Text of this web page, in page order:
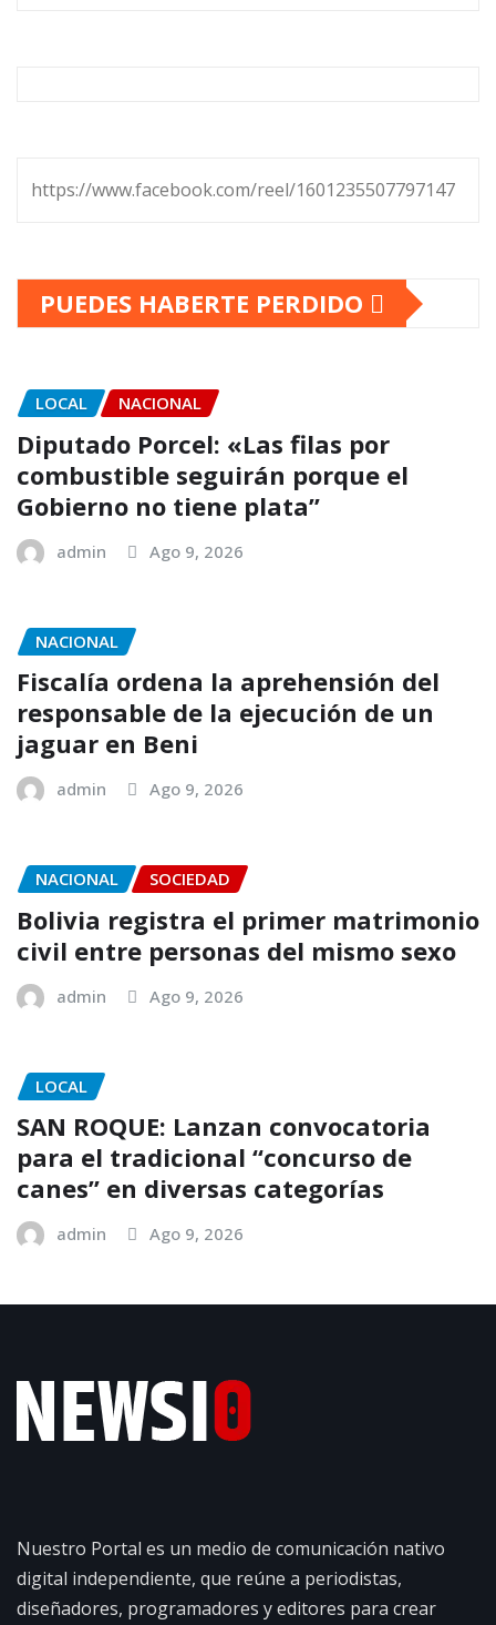
https://www.facebook.com/reel/1601235507797147
PUEDES HABERTE PERDIDO
LOCAL NACIONAL
Diputado Porcel: «Las filas por
combustible seguirán porque el
Gobierno no tiene plata”
admin Ago 9, 2026
NACIONAL
Fiscalía ordena la aprehensión del
responsable de la ejecución de un
jaguar en Beni
admin Ago 9, 2026
NACIONAL SOCIEDAD
Bolivia registra el primer matrimonio
civil entre personas del mismo sexo
admin Ago 9, 2026
LOCAL
SAN ROQUE: Lanzan convocatoria
para el tradicional “concurso de
canes” en diversas categorías
admin Ago 9, 2026
Nuestro Portal es un medio de comunicación nativo
digital independiente, que reúne a periodistas,
diseñadores, programadores y editores para crear